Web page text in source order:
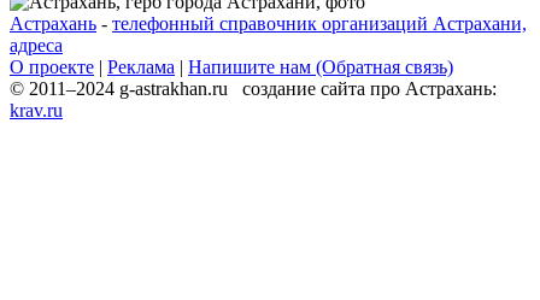
Астрахань - телефонный справочник организаций Астрахани,
адреса
О проекте | Реклама | Напишите нам (Обратная связь)
© 2011–2024 g-astrakhan.ru создание сайта про Астрахань:
krav.ru